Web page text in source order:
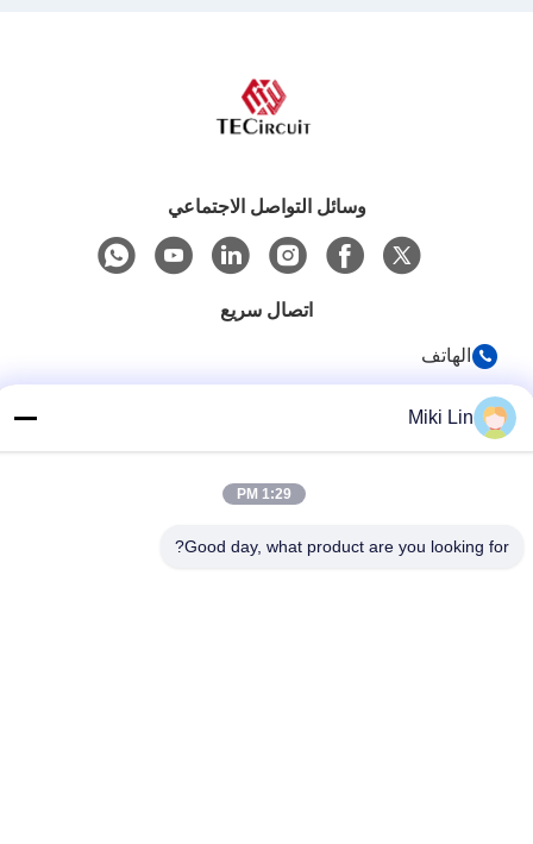
وسائل التواصل الاجتماعي
اتصال سريع
الهاتف
Miki Lin
1:29 PM
Good day, what product are you looking for?